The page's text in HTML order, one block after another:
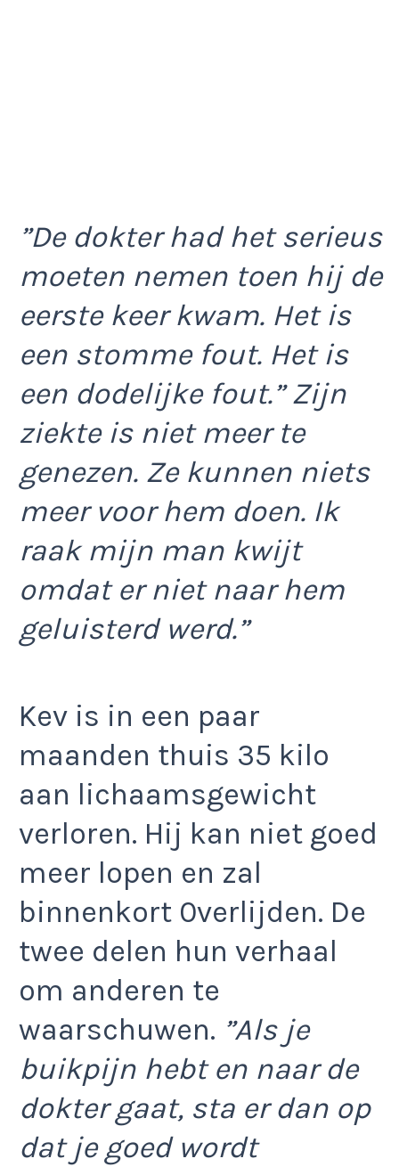
”De dokter had het serieus
moeten nemen toen hij de
eerste keer kwam. Het is
een stomme fout. Het is
een dodelijke fout.” Zijn
ziekte is niet meer te
genezen. Ze kunnen niets
meer voor hem doen. Ik
raak mijn man kwijt
omdat er niet naar hem
geluisterd werd.”
Kev is in een paar
maanden thuis 35 kilo
aan lichaamsgewicht
verloren. Hij kan niet goed
meer lopen en zal
binnenkort 0verlijden. De
twee delen hun verhaal
om anderen te
waarschuwen. ”Als je
buikpijn hebt en naar de
dokter gaat, sta er dan op
dat je goed wordt